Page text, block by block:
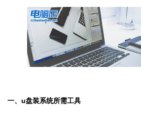
一、 u盘装系统所需工具